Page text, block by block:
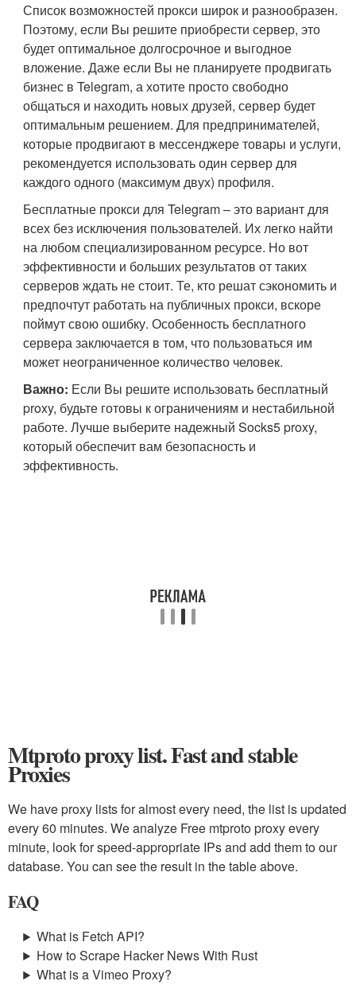
Список возможностей прокси широк и разнообразен.
Поэтому, если Вы решите приобрести сервер, это
будет оптимальное долгосрочное и выгодное
вложение. Даже если Вы не планируете продвигать
бизнес в Telegram, а хотите просто свободно
общаться и находить новых друзей, сервер будет
оптимальным решением. Для предпринимателей,
которые продвигают в мессенджере товары и услуги,
рекомендуется использовать один сервер для
каждого одного (максимум двух) профиля.
Бесплатные прокси для Telegram – это вариант для
всех без исключения пользователей. Их легко найти
на любом специализированном ресурсе. Но вот
эффективности и больших результатов от таких
серверов ждать не стоит. Те, кто решат сэкономить и
предпочтут работать на публичных прокси, вскоре
поймут свою ошибку. Особенность бесплатного
сервера заключается в том, что пользоваться им
может неограниченное количество человек.
Важно: Если Вы решите использовать бесплатный
proxy, будьте готовы к ограничениям и нестабильной
работе. Лучше выберите надежный Socks5 proxy,
который обеспечит вам безопасность и
эффективность.
Mtproto proxy list. Fast and stable
Proxies
We have proxy lists for almost every need, the list is updated
every 60 minutes. We analyze Free mtproto proxy every
minute, look for speed-appropriate IPs and add them to our
database. You can see the result in the table above.
FAQ
What is Fetch API?
How to Scrape Hacker News With Rust
What is a Vimeo Proxy?